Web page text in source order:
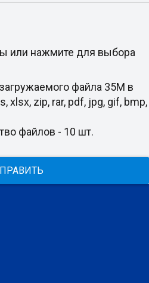
или нажмите для выбора
файла 35M в
xlsx, zip, rar, pdf, jpg, gif, bmp,
файлов - 10 шт.